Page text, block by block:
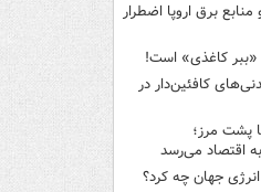
منابع برق اروپا اضطرار
«ببر کاغذی» است!
کافئین‌دار در
پشت مرز؛
اقتصاد می‌رسد
جهان چه کرد؟